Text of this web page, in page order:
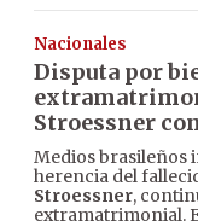
Nacionales
Disputa por
Stroessner
Medios brasileños
herencia del
Stroessner,
extramatrimonial.